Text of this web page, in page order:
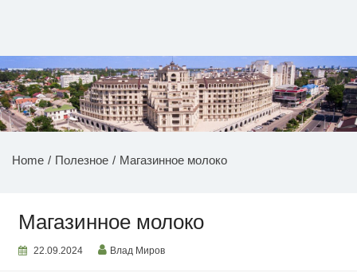
НОВОСТИ ПРИДНЕСТРОВЬЯ
Home Полезное Магазинное молоко
Магазинное молоко
22.09.2024 Влад Миров